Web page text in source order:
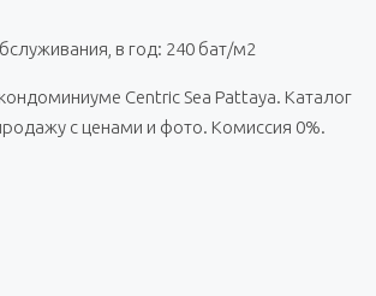
в год: 240 бат/м2
Centric Sea Pattaya. Каталог
с ценами и фото. Комиссия 0%.